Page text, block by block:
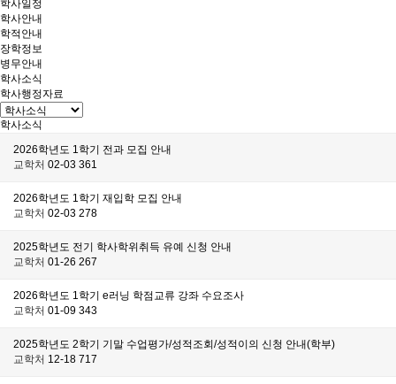
학사일정
학사안내
학적안내
장학정보
병무안내
학사소식
학사행정자료
학사소식
2026학년도 1학기 전과 모집 안내
교학처 02-03 361
2026학년도 1학기 재입학 모집 안내
교학처 02-03 278
2025학년도 전기 학사학위취득 유예 신청 안내
교학처 01-26 267
2026학년도 1학기 e러닝 학점교류 강좌 수요조사
교학처 01-09 343
2025학년도 2학기 기말 수업평가/성적조회/성적이의 신청 안내(학부)
교학처 12-18 717